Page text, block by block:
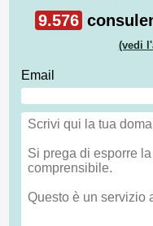
9.576
(vedi
Email